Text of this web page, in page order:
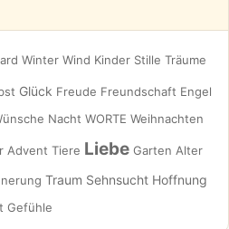
Winter Wind Kinder Stille Träume
Glück Freude Freundschaft Engel
Nacht WORTE Weihnachten
Advent Tiere Liebe Garten Alter
Traum Sehnsucht Hoffnung
Gefühle